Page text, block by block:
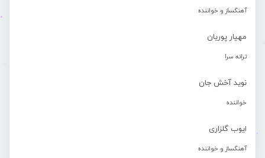
آهنگساز و خواننده
مهیار پوریان
ترانه سرا
نوید آخش جان
خواننده
ایوب گلزاری
آهنگساز و خواننده